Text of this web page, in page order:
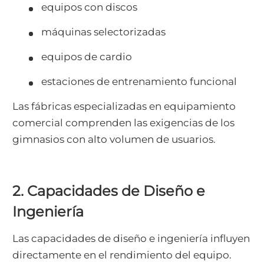
equipos con discos
máquinas selectorizadas
equipos de cardio
estaciones de entrenamiento funcional
Las fábricas especializadas en equipamiento
comercial comprenden las exigencias de los
gimnasios con alto volumen de usuarios.
2. Capacidades de Diseño e
Ingeniería
Las capacidades de diseño e ingeniería influyen
directamente en el rendimiento del equipo.